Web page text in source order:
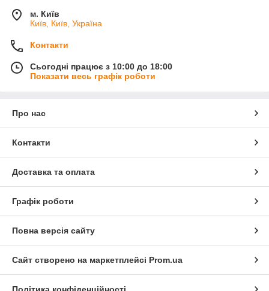
м. Київ
Київ, Київ, Україна
Контакти
Сьогодні працює з 10:00 до 18:00
Показати весь графік роботи
Про нас
Контакти
Доставка та оплата
Графік роботи
Повна версія сайту
Сайт створено на маркетплейсі Prom.ua